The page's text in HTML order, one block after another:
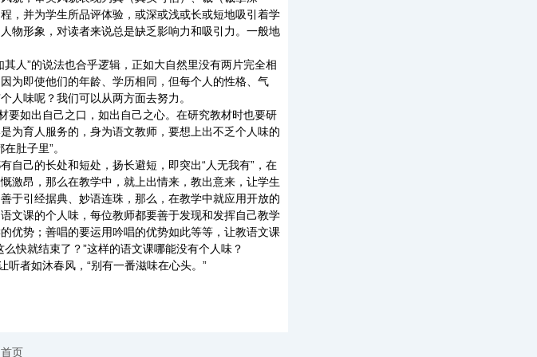
，并为学生所品评体验，或深或浅或长或短地吸引着学
物形象，对读者来说总是缺乏影响力和吸引力。一般地
”的说法也合乎逻辑，正如大自然里没有两片完全相
为即使他们的年龄、学历相同，但每个人的性格、气
人味呢？我们可以从两方面去努力。
如出自己之口，如出自己之心。在研究教材时也要研
为育人服务的，身为语文教师，要想上出不乏个人味的
肚子里”。
己的长处和短处，扬长避短，即突出“人无我有”，在
激昂，那么在教学中，就上出情来，教出意来，让学生
于引经据典、妙语连珠，那么，在教学中就应用开放的
文课的个人味，每位教师都要善于发现和发挥自己教学
优势；善唱的要运用吟唱的优势如此等等，让教语文课
快就结束了？”这样的语文课哪能没有个人味？
者如沐春风，“别有一番滋味在心头。”
页